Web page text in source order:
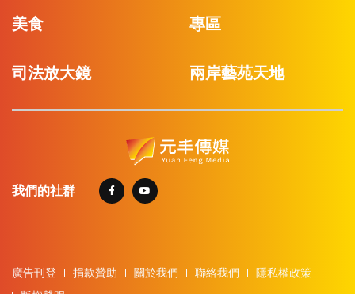
美食 專區
司法放大鏡 兩岸藝苑天地
我們的社群
廣告刊登 捐款贊助 關於我們 聯絡我們
隱私權政策